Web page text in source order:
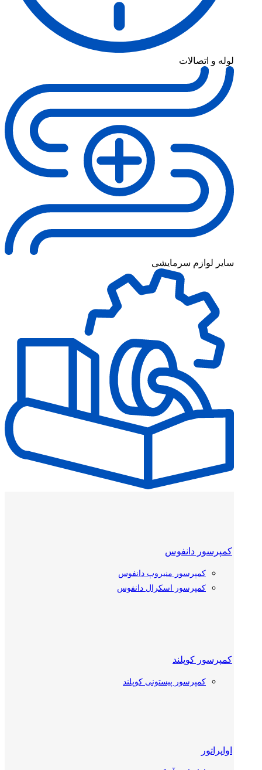
لوله و اتصالات
سایر لوازم سرمایشی
کمپرسور دانفوس
کمپرسور منیروپ دانفوس
کمپرسور اسکرال دانفوس
کمپرسور کوپلند
کمپرسور پیستونی کوپلند
کمپرسور بیتزر
اواپراتور